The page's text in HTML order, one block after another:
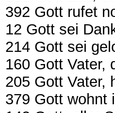
392 Gott rufet
12 Gott sei
214 Gott sei
160 Gott
205 Gott
379 Gott